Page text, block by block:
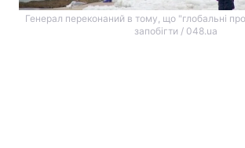
Генерал переконаний в тому, що "глобальні
запобігти / 048.ua